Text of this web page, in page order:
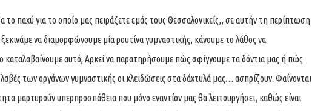
το παχύ για το οποίο μας πειράζετε εμάς τους Θεσσαλονικείς,, σε αυτήν τη περίπτωση
να διαμορφώνουμε μία ρουτίνα γυμναστικής, κάνουμε το λάθος να
καταλαβαίνουμε αυτό; Αρκεί να παρατηρήσουμε πώς σφίγγουμε τα δόντια μας ή πώς
λαβές των οργάνων γυμναστικής οι κλειδώσεις στα δάχτυλά μας… ασπρίζουν. Φαίνονται
μαρτυρούν υπερπροσπάθεια που μόνο εναντίον μας θα λειτουργήσει, καθώς είναι